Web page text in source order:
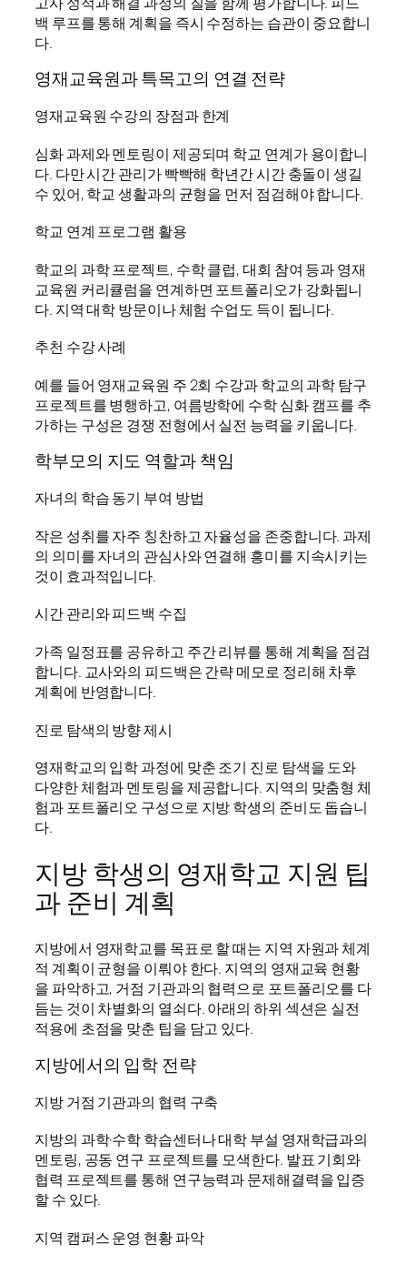
백 루프를 통해 계획을 즉시 수정하는 습관이 중요합니
다.
영재교육원과 특목고의 연결 전략
영재교육원 수강의 장점과 한계
심화 과제와 멘토링이 제공되며 학교 연계가 용이합니
다. 다만 시간 관리가 빡빡해 학년간 시간 충돌이 생길
수 있어, 학교 생활과의 균형을 먼저 점검해야 합니다.
학교 연계 프로그램 활용
학교의 과학 프로젝트, 수학 클럽, 대회 참여 등과 영재
교육원 커리큘럼을 연계하면 포트폴리오가 강화됩니
다. 지역 대학 방문이나 체험 수업도 득이 됩니다.
추천 수강 사례
예를 들어 영재교육원 주 2회 수강과 학교의 과학 탐구
프로젝트를 병행하고, 여름방학에 수학 심화 캠프를 추
가하는 구성은 경쟁 전형에서 실전 능력을 키웁니다.
학부모의 지도 역할과 책임
자녀의 학습 동기 부여 방법
작은 성취를 자주 칭찬하고 자율성을 존중합니다. 과제
의 의미를 자녀의 관심사와 연결해 흥미를 지속시키는
것이 효과적입니다.
시간 관리와 피드백 수집
가족 일정표를 공유하고 주간 리뷰를 통해 계획을 점검
합니다. 교사와의 피드백은 간략 메모로 정리해 차후
계획에 반영합니다.
진로 탐색의 방향 제시
영재학교의 입학 과정에 맞춘 조기 진로 탐색을 도와
다양한 체험과 멘토링을 제공합니다. 지역의 맞춤형 체
험과 포트폴리오 구성으로 지방 학생의 준비도 돕습니
다.
지방 학생의 영재학교 지원 팁
과 준비 계획
지방에서 영재학교를 목표로 할 때는 지역 자원과 체계
적 계획이 균형을 이뤄야 한다. 지역의 영재교육 현황
을 파악하고, 거점 기관과의 협력으로 포트폴리오를 다
듬는 것이 차별화의 열쇠다. 아래의 하위 섹션은 실전
적용에 초점을 맞춘 팁을 담고 있다.
지방에서의 입학 전략
지방 거점 기관과의 협력 구축
지방의 과학·수학 학습센터나 대학 부설 영재학급과의
멘토링, 공동 연구 프로젝트를 모색한다. 발표 기회와
협력 프로젝트를 통해 연구능력과 문제해결력을 입증
할 수 있다.
지역 캠퍼스 운영 현황 파악